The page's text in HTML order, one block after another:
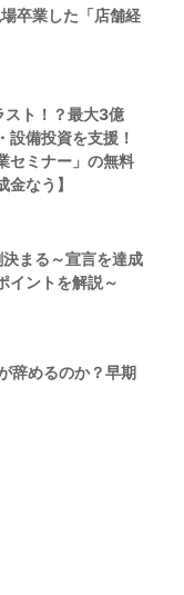
卒業した「店舗経
スト！？最大3億
設備投資を支援！
セミナー」の無料
なう】
まる～宣言を達成
イントを解説～
辞めるのか？早期